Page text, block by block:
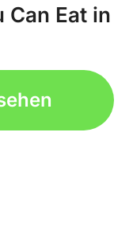
Can Eat in